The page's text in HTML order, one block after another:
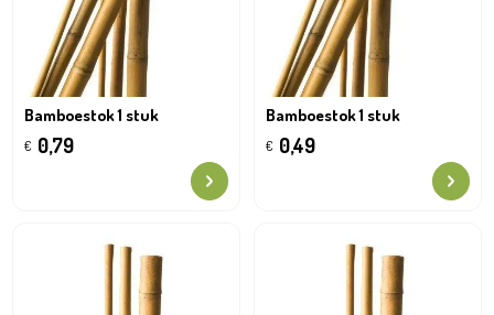
Bamboestok 1 stuk
€ 0,79
Bamboestok 1 stuk
€ 0,49